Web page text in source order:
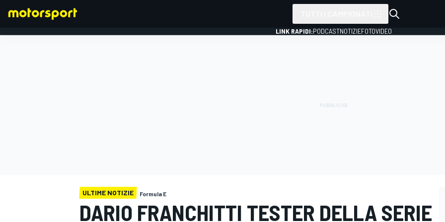
LINK RAPIDI:PODCASTNOTIZIEFOTOVIDEO
ULTIME NOTIZIE Formula E
DARIO FRANCHITTI TESTER DELLA SERIE